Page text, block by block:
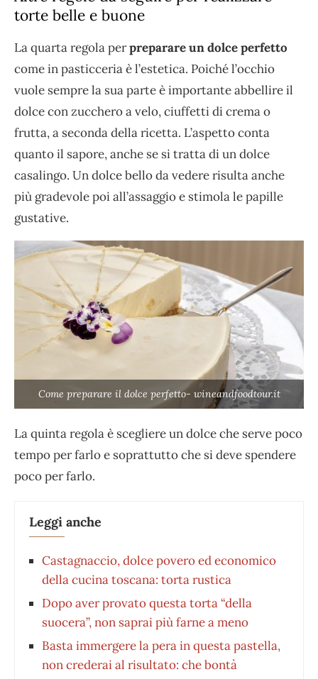
torte belle e buone
La quarta regola perpreparare un dolce perfetto
come in pasticceria è l’estetica. Poiché l’occhio
vuole sempre la sua parte è importante abbellire il
dolce con zucchero a velo, ciuffetti di crema o
frutta, a seconda della ricetta. L’aspetto conta
quanto il sapore, anche se si tratta di un dolce
casalingo. Un dolce bello da vedere risulta anche
più gradevole poi all’assaggio e stimola le papille
gustative.
Come preparare il dolce perfetto- wineandfoodtour.it
La quinta regola è scegliere un dolce che serve poco
tempo per farlo e soprattutto che si deve spendere
poco per farlo.
Leggi anche
Castagnaccio, dolce povero ed economico
della cucina toscana: torta rustica
Dopo aver provato questa torta “della
suocera”, non saprai più farne a meno
Basta immergere la pera in questa pastella,
non crederai al risultato: che bontà